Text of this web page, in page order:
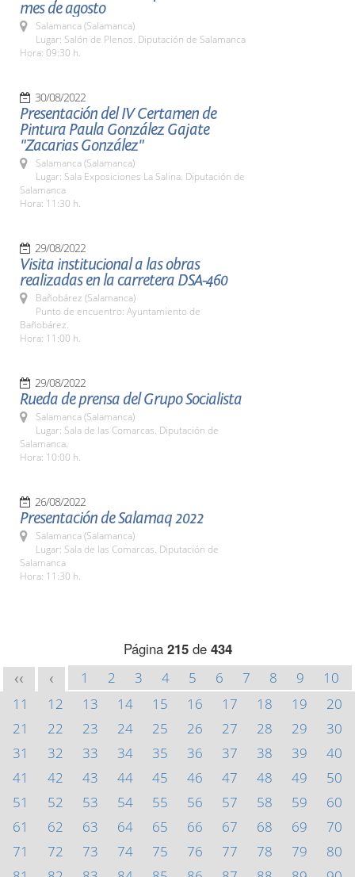
mes de agosto
Salamanca (Salamanca)
Lugar: Salón de Plenos. Diputación de Salamanca
Hora: 09:30 h.
30/08/2022
Presentación del IV Certamen de
Pintura Paula González Gajate
"Zacarias González"
Salamanca (Salamanca)
Lugar: Sala Exposiciones La Salina. Diputación de
Salamanca
Hora: 11:30 h.
29/08/2022
Visita institucional a las obras
realizadas en la carretera DSA-460
Bañobárez (Salamanca)
Punto de encuentro: Ayuntamiento de
Bañobárez.
Hora: 11:00 h.
29/08/2022
Rueda de prensa del Grupo Socialista
Salamanca (Salamanca)
Lugar: Sala de las Comarcas. Diputación de
Salamanca.
Hora: 10:00 h.
26/08/2022
Presentación de Salamaq 2022
Salamanca (Salamanca)
Lugar: Sala de las Comarcas. Diputación de
Salamanca
Hora: 11:30 h.
Página 215de 434
<< < 1 2 3 4 5 6 7 8 9
10
11
12 13 14 15 16 17 18 19
20
21
22 23 24 25 26 27 28 29
30
31
32 33 34 35 36 37 38 39
40
41
42 43 44 45 46 47 48 49
50
51
52 53 54 55 56 57 58 59
60
61
62 63 64 65 66 67 68 69
70
71
72 73 74 75 76 77 78 79
80